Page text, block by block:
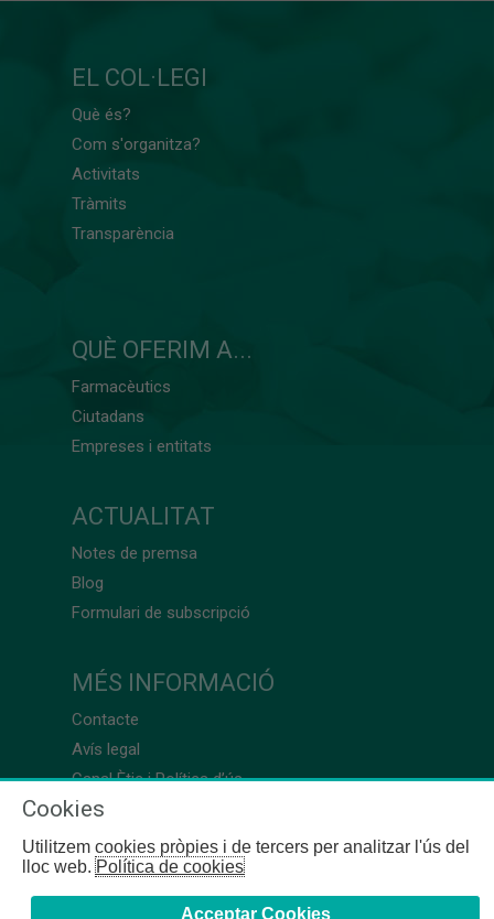
EL COL·LEGI
Què és?
Com s'organitza?
Activitats
Tràmits
Transparència
QUÈ OFERIM A...
Farmacèutics
Ciutadans
Empreses i entitats
ACTUALITAT
Notes de premsa
Blog
Formulari de subscripció
MÉS INFORMACIÓ
Contacte
Avís legal
Canal Ètic i Política d’ús
Cookies
Utilitzem cookies pròpies i de tercers per analitzar l'ús del
lloc web.Política de cookies
Acceptar Cookies